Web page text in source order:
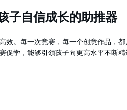
子自信成长的助推器
效。每一次竞赛，每一个创意作品，
促学，能够引领孩子向更高水平不断精